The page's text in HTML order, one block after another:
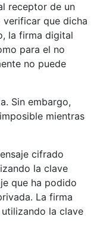
receptor de un
que dicha
la firma digital
para el no
no puede
Sin embargo,
mientras
cifrado
la clave
que ha podido
La firma
la clave